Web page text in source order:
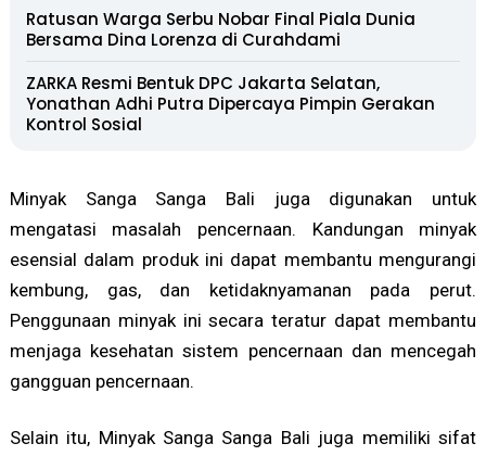
Ratusan Warga Serbu Nobar Final Piala Dunia
Bersama Dina Lorenza di Curahdami
ZARKA Resmi Bentuk DPC Jakarta Selatan,
Yonathan Adhi Putra Dipercaya Pimpin Gerakan
Kontrol Sosial
Minyak Sanga Sanga Bali juga digunakan untuk
mengatasi masalah pencernaan. Kandungan minyak
esensial dalam produk ini dapat membantu mengurangi
kembung, gas, dan ketidaknyamanan pada perut.
Penggunaan minyak ini secara teratur dapat membantu
menjaga kesehatan sistem pencernaan dan mencegah
gangguan pencernaan.
Selain itu, Minyak Sanga Sanga Bali juga memiliki sifat